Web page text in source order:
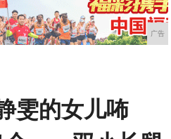
广告
雯的女儿咘